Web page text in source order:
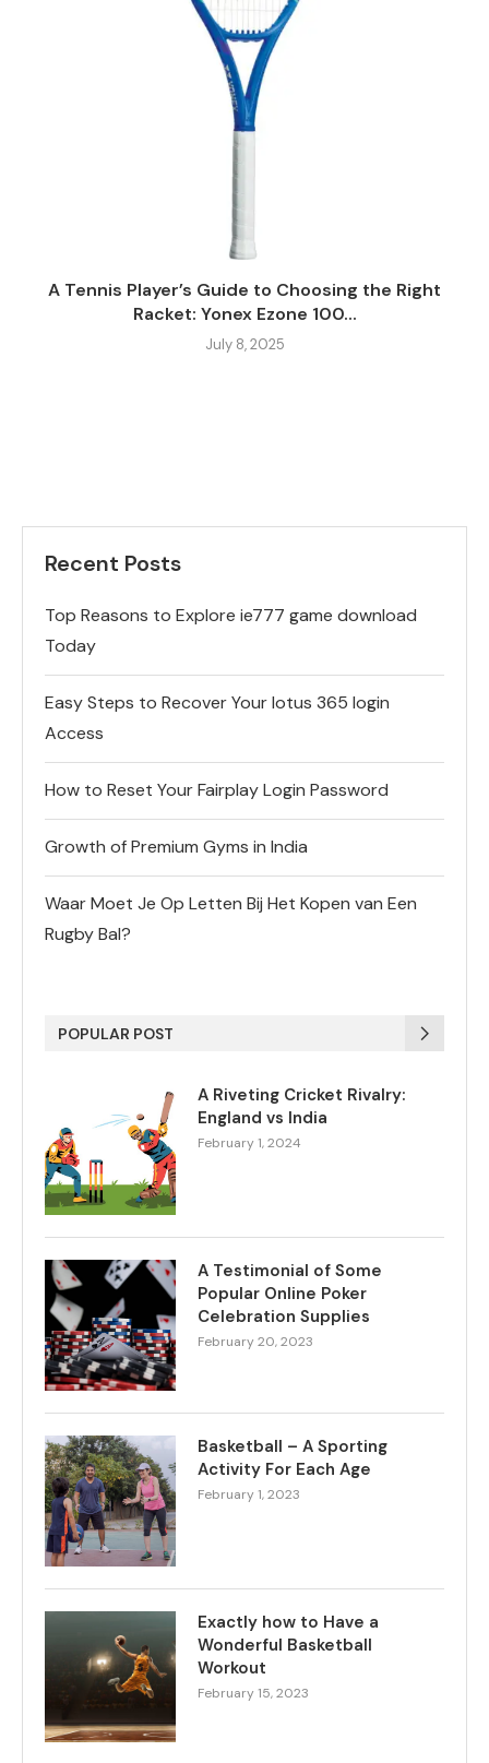
A Tennis Player’s Guide to Choosing the Right
Racket: Yonex Ezone 100...
July 8, 2025
Recent Posts
Top Reasons to Explore ie777 game download
Today
Easy Steps to Recover Your lotus 365 login
Access
How to Reset Your Fairplay Login Password
Growth of Premium Gyms in India
Waar Moet Je Op Letten Bij Het Kopen van Een
Rugby Bal?
POPULAR POST
A Riveting Cricket Rivalry:
England vs India
February 1, 2024
A Testimonial of Some
Popular Online Poker
Celebration Supplies
February 20, 2023
Basketball – A Sporting
Activity For Each Age
February 1, 2023
Exactly how to Have a
Wonderful Basketball
Workout
February 15, 2023